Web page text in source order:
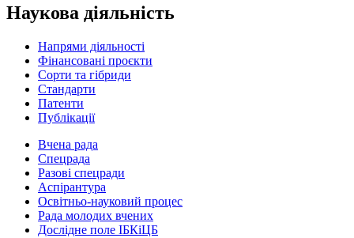
Наукова діяльність
Напрями діяльності
Фінансовані проєкти
Сорти та гібриди
Стандарти
Патенти
Публікації
Вчена рада
Спецрада
Разові спецради
Аспірантура
Освітньо-науковий процес
Рада молодих вчених
Дослідне поле ІБКіЦБ